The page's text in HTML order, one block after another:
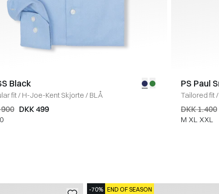
Black
fit/ H-Joe-Kent Skjorte / BLÅ
DKK 499
PS Paul
Tailored fit/
DKK 1.400
M XL XXL
-70% END OF SEASON